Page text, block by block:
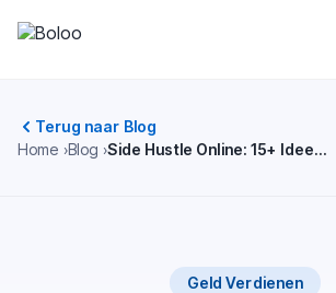
Terug naar Blog
Home Blog Side Hustle Online: 15+ Ideeën om Online Bij te Verdienen in 2026
Geld Verdienen